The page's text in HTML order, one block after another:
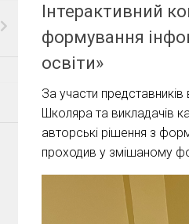
Інтерактивний
формування
освіти»
За участи представників
Школяра та викладачів
авторські рішення з
проходив у змішаному